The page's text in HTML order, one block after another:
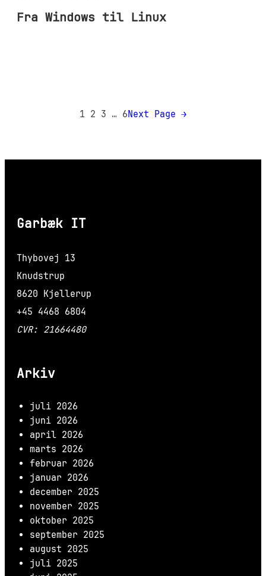
Fra Windows til Linux
1 2 3 … 6Next Page →
Garbæk IT
Thybovej 13
Knudstrup
8620 Kjellerup
+45 4468 6804
CVR: 21664480
Arkiv
juli 2026
juni 2026
april 2026
marts 2026
februar 2026
januar 2026
december 2025
november 2025
oktober 2025
september 2025
august 2025
juli 2025